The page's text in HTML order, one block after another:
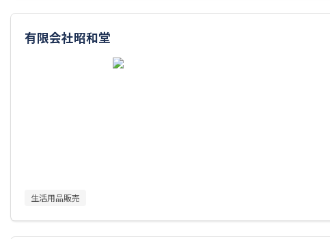
有限会社昭和堂
生活用品販売